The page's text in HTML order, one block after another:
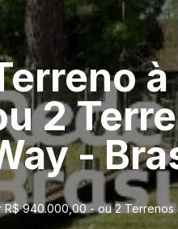
2
-
R$ 940.000,00 - ou 2